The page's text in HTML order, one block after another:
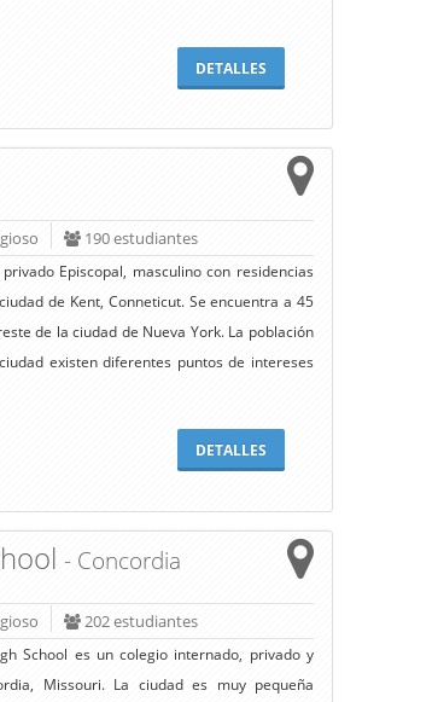
DETALLES
190 estudiantes
Episcopal, masculino con residencias
de Kent, Conneticut. Se encuentra a 45
de la ciudad de Nueva York. La población
existen diferentes puntos de intereses
DETALLES
- Concordia
202 estudiantes
School es un colegio internado, privado y
Missouri. La ciudad es muy pequeña